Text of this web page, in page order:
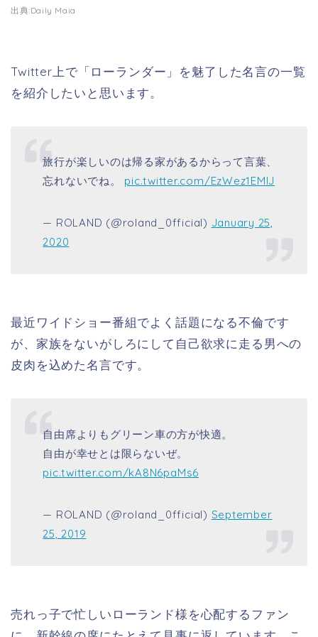
出典:Daily Maia
Twitter上で「ローランダー」を魅了した名言の一覧
を紹介したいと思います。
旅行が楽しいのは帰る家があるからって言葉、
忘れないでね。 pic.twitter.com/EzWez1EMIJ
— ROLAND (@roland_0fficial) January 25,
2020
最近ワイドショー番組でよく話題になる不倫です
が、家族をないがしろにして自己欲求に走る男への
皮肉を込めた名言です。
自由席よりもグリーン車の方が快適。
自由が幸せとは限らないぜ。
pic.twitter.com/kA8N6paMs6
— ROLAND (@roland_0fficial) September
25, 2019
売れっ子で忙しいローランド様を心配するファン